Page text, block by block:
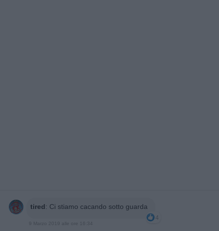
tired: Ci stiamo cacando sotto guarda
4
9 Marzo 2019 alle ore 16:34